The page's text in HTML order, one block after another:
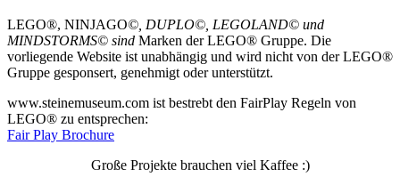
LEGO®, NINJAGO©, DUPLO©, LEGOLAND© und
MINDSTORMS© sind Marken der LEGO® Gruppe. Die
vorliegende Website ist unabhängig und wird nicht von der LEGO®
Gruppe gesponsert, genehmigt oder unterstützt.
www.steinemuseum.com ist bestrebt den FairPlay Regeln von
LEGO® zu entsprechen:
Fair Play Brochure
Große Projekte brauchen viel Kaffee :)